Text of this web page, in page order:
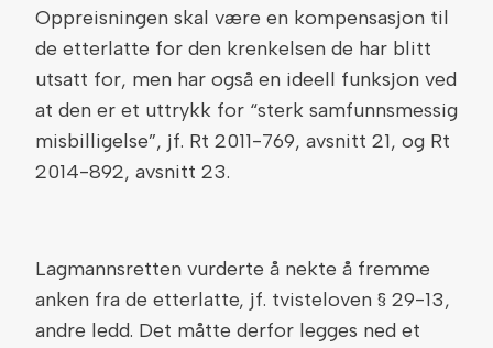
Oppreisningen skal være en kompensasjon til
de etterlatte for den krenkelsen de har blitt
utsatt for, men har også en ideell funksjon ved
at den er et uttrykk for “sterk samfunnsmessig
misbilligelse”, jf. Rt 2011-769, avsnitt 21, og Rt
2014-892, avsnitt 23.
Lagmannsretten vurderte å nekte å fremme
anken fra de etterlatte, jf. tvisteloven § 29-13,
andre ledd. Det måtte derfor legges ned et